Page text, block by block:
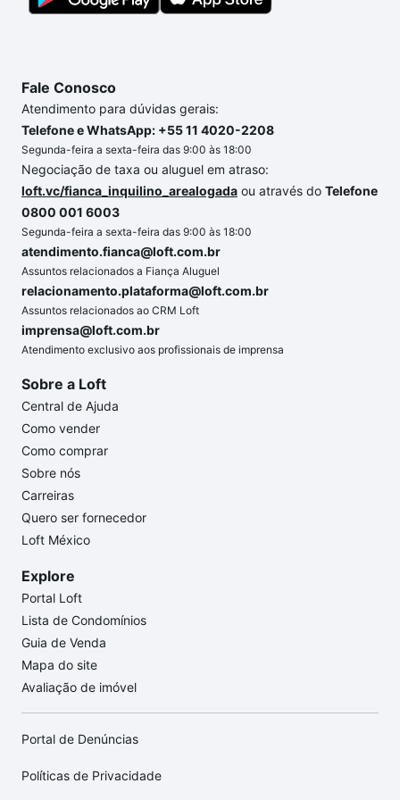
Fale Conosco
Atendimento para dúvidas gerais:
Telefone e WhatsApp: +55 11 4020-2208
Segunda-feira a sexta-feira das 9:00 às 18:00
Negociação de taxa ou aluguel em atraso:
loft.vc/fianca_inquilino_arealogada ou através do Telefone
0800 001 6003
Segunda-feira a sexta-feira das 9:00 às 18:00
atendimento.fianca@loft.com.br
Assuntos relacionados a Fiança Aluguel
relacionamento.plataforma@loft.com.br
Assuntos relacionados ao CRM Loft
imprensa@loft.com.br
Atendimento exclusivo aos profissionais de imprensa
Sobre a Loft
Central de Ajuda
Como vender
Como comprar
Sobre nós
Carreiras
Quero ser fornecedor
Loft México
Explore
Portal Loft
Lista de Condomínios
Guia de Venda
Mapa do site
Avaliação de imóvel
Portal de Denúncias
Políticas de Privacidade